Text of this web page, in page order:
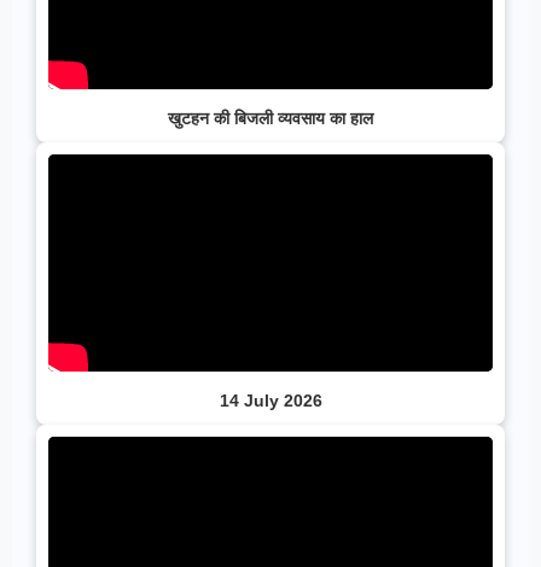
खुटहन की बिजली व्यवसाय का हाल
14 July 2026